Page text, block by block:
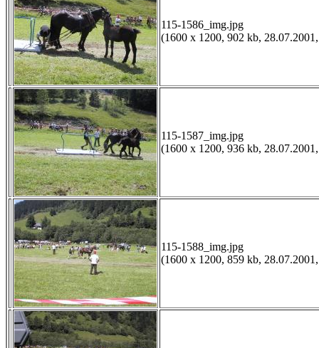
115-1586_img.jpg
(1600 x 1200, 902 kb,
115-1587_img.jpg
(1600 x 1200, 936 kb,
115-1588_img.jpg
(1600 x 1200, 859 kb,